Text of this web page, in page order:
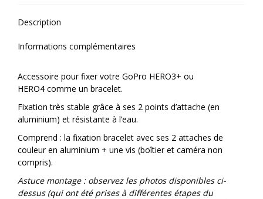
Description
Informations complémentaires
Accessoire pour fixer votre GoPro HERO3+ ou
HERO4 comme un bracelet.
Fixation très stable grâce à ses 2 points d’attache (en
aluminium) et résistante à l’eau.
Comprend : la fixation bracelet avec ses 2 attaches de
couleur en aluminium + une vis (boîtier et caméra non
compris).
Astuce montage : observez les photos disponibles ci-
dessus (qui ont été prises à différentes étapes du